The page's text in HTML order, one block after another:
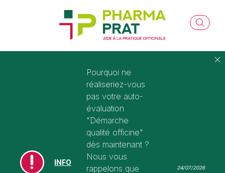
INFO
Pourquoi ne
réaliseriez-vous
pas votre auto-
évaluation
"Démarche
qualité officine"
dès maintenant ?
Nous vous
rappelons que
24/07/2026